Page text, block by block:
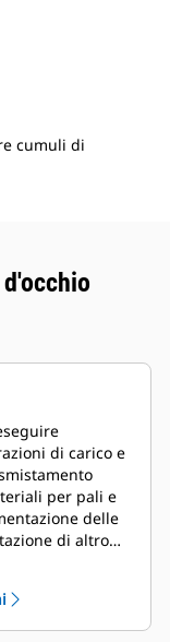
cumuli di
di carico e
per pali e
delle
di altro